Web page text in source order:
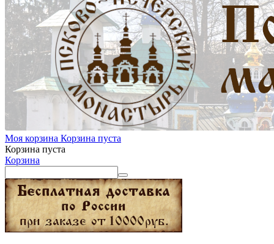
Моя корзина Корзина пуста
Корзина пуста
Корзина